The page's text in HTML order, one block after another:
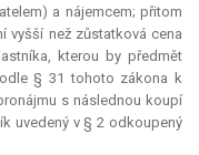
a nájemcem; přitom
vyšší než zůstatková cena
kterou by předmět
§ 31 tohoto zákona k
s následnou koupí
uvedený v § 2 odkoupený